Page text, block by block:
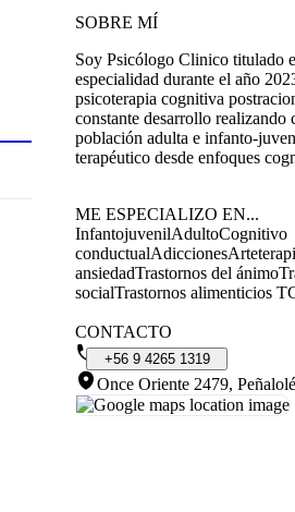
SOBRE MÍ
Soy Psicólogo Clinico titulado
especialidad durante el año
psicoterapia cognitiva
constante desarrollo realizando
población adulta e infanto-
terapéutico desde enfoques
ME ESPECIALIZO EN...
InfantojuvenilAdultoCognitivo
conductualAdicciones
ansiedadTrastornos del ánimo
socialTrastornos alimenticios
CONTACTO
+56 9 4265 1319
Once Oriente 2479,